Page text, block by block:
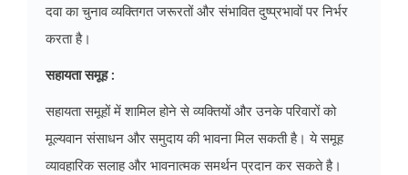
दवा का चुनाव व्यक्तिगत जरूरतों और संभावित दुष्प्रभावों पर निर्भर
करता है।
सहायता समूह :
सहायता समूहों में शामिल होने से व्यक्तियों और उनके परिवारों को
मूल्यवान संसाधन और समुदाय की भावना मिल सकती है। ये समूह
व्यावहारिक सलाह और भावनात्मक समर्थन प्रदान कर सकते है।